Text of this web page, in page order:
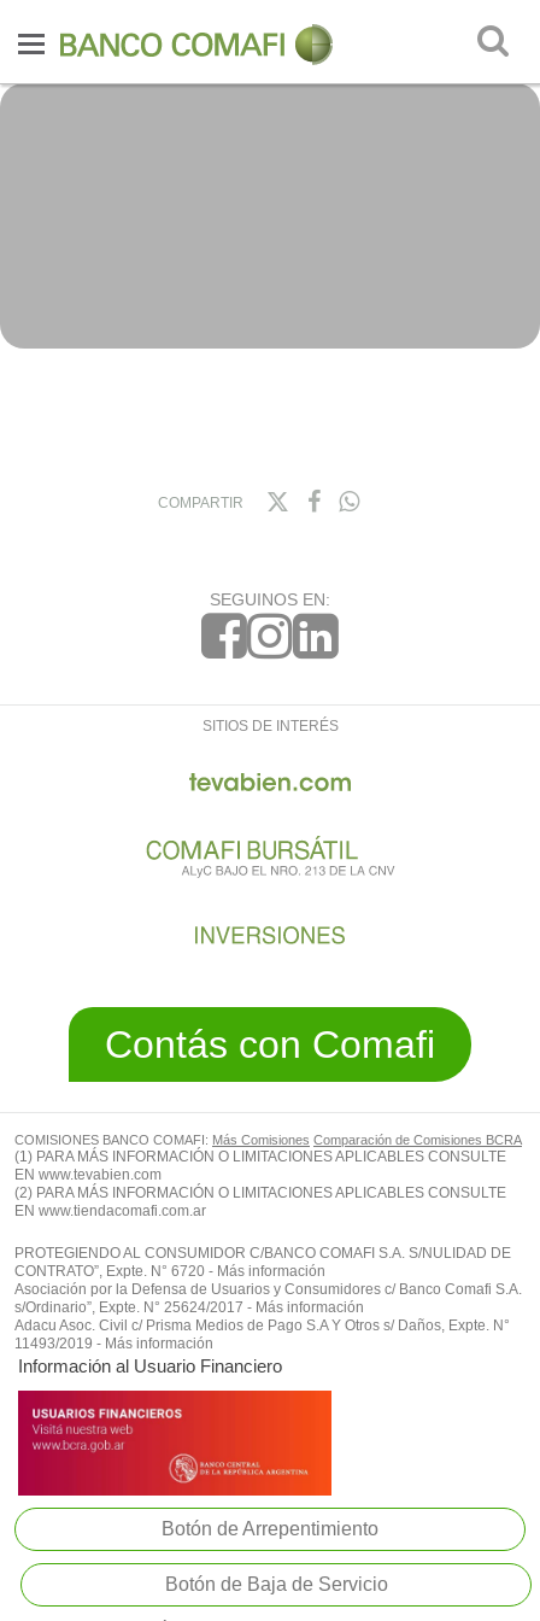
COMPARTIR
SEGUINOS EN:
SITIOS DE INTERÉS
Contás con Comafi
COMISIONES BANCO COMAFI: Más Comisiones Comparación de Comisiones BCRA
(1) PARA MÁS INFORMACIÓN O LIMITACIONES APLICABLES CONSULTE
EN www.tevabien.com
(2) PARA MÁS INFORMACIÓN O LIMITACIONES APLICABLES CONSULTE
EN www.tiendacomafi.com.ar
PROTEGIENDO AL CONSUMIDOR C/BANCO COMAFI S.A. S/NULIDAD DE
CONTRATO”, Expte. N° 6720 - Más información
Asociación por la Defensa de Usuarios y Consumidores c/ Banco Comafi S.A.
s/Ordinario”, Expte. N° 25624/2017 - Más información
Adacu Asoc. Civil c/ Prisma Medios de Pago S.A Y Otros s/ Daños, Expte. N°
11493/2019 - Más información
Información al Usuario Financiero
Botón de Arrepentimiento
Botón de Baja de Servicio